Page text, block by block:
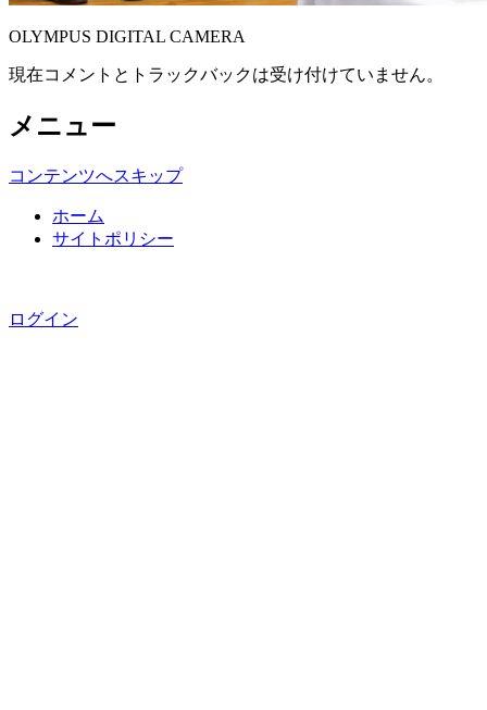
OLYMPUS DIGITAL CAMERA
現在コメントとトラックバックは受け付けていません。
メニュー
コンテンツへスキップ
ホーム
サイトポリシー
ログイン